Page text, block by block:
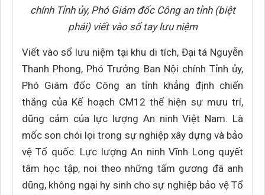
chính Tỉnh ủy, Phó Giám đốc Công an tỉnh (biệt
phái) viết vào sổ tay lưu niệm
Viết vào sổ lưu niệm tại khu di tích, Đại tá Nguyễn
Thanh Phong, Phó Trưởng Ban Nội chính Tỉnh ủy,
Phó Giám đốc Công an tỉnh khẳng định chiến
thắng của Kế hoạch CM12 thể hiện sự mưu trí,
dũng cảm của lực lượng An ninh Việt Nam. Là
mốc son chói lọi trong sự nghiệp xây dựng và bảo
vệ Tổ quốc. Lực lượng An ninh Vĩnh Long quyết
tâm học tập, noi theo những tấm gương đã anh
dũng, không ngại hy sinh cho sự nghiệp bảo vệ Tổ